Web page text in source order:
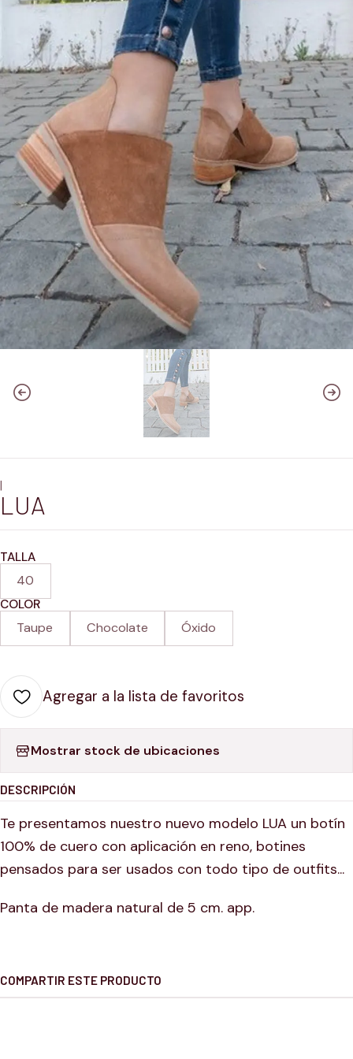
|
LUA
TALLA
40
COLOR
Taupe Chocolate Óxido
Agregar a la lista de favoritos
Mostrar stock de ubicaciones
DESCRIPCIÓN
Te presentamos nuestro nuevo modelo LUA un botín
100% de cuero con aplicación en reno, botines
pensados para ser usados con todo tipo de outfits...
Panta de madera natural de 5 cm. app.
COMPARTIR ESTE PRODUCTO